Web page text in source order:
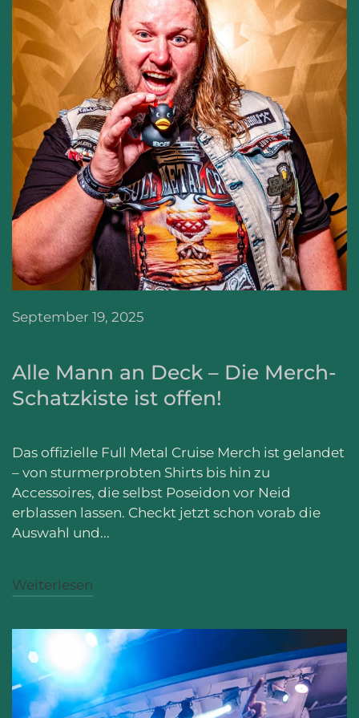
September 19, 2025
Alle Mann an Deck – Die Merch-
Schatzkiste ist offen!
Das offizielle Full Metal Cruise Merch ist gelandet
– von sturmerprobten Shirts bis hin zu
Accessoires, die selbst Poseidon vor Neid
erblassen lassen. Checkt jetzt schon vorab die
Auswahl und...
Weiterlesen